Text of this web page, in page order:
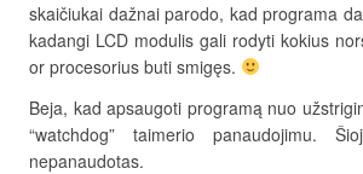
skaičiukai dažnai parodo, kad programa
kadangi LCD modulis gali rodyti kokius
or procesorius buti smigęs.
Beja, kad apsaugoti programą nuo
“watchdog” taimerio panaudojimu.
nepanaudotas.